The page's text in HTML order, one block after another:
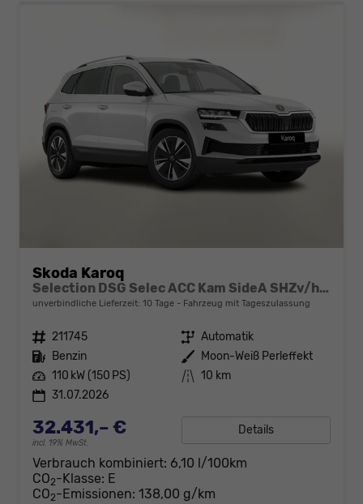
Skoda Karoq
Selection DSG Selec ACC Kam SideA SHZv/h Kessy SunS
unverbindliche Lieferzeit: 10 Tage Fahrzeug mit Tageszulassung
Fahrzeugnr. 211745 Getriebe Automatik
Kraftstoff Benzin Außenfarbe Moon-Weiß Perleffekt
Leistung 110 kW (150 PS) Kilometerstand 10 km
31.07.2026
32.431,– €
incl. 19% MwSt.
Details
Verbrauch kombiniert: 6,10 l/100km
CO2-Klasse: E
CO2-Emissionen: 138,00 g/km